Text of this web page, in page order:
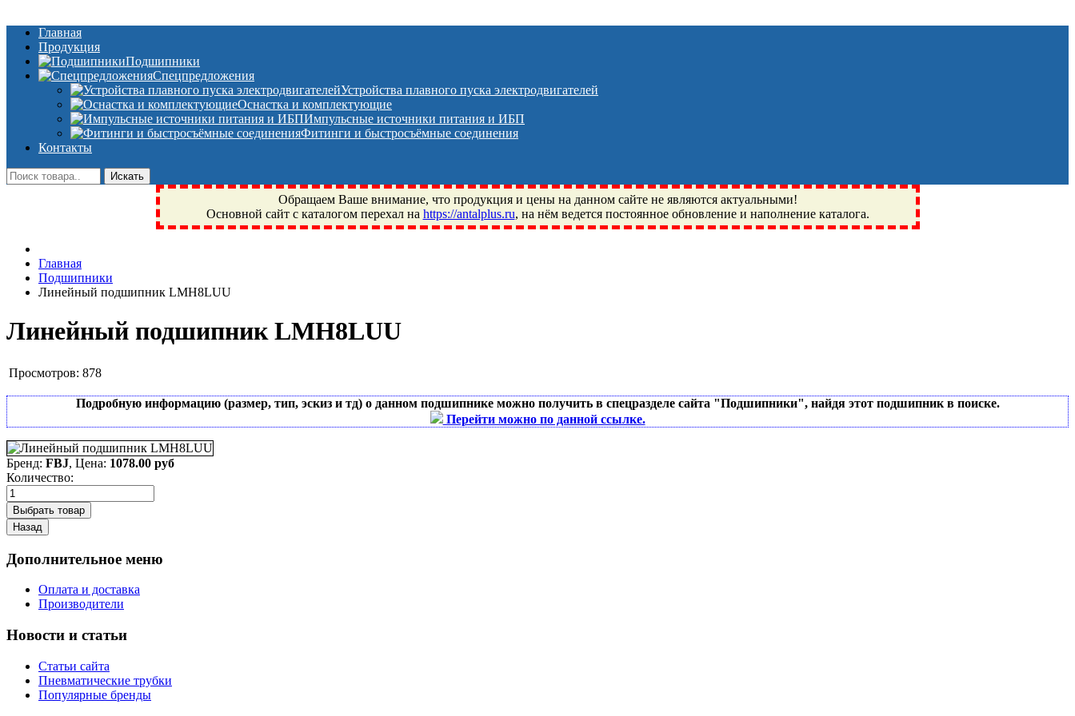
Главная
Продукция
Подшипники
Спецпредложения
Устройства плавного пуска электродвигателей
Оснастка и комплектующие
Импульсные источники питания и ИБП
Фитинги и быстросъёмные соединения
Контакты
Обращаем Ваше внимание, что продукция и цены на данном сайте не являются актуальными!
Основной сайт с каталогом перехал на https://antalplus.ru, на нём ведется постоянное обновление и наполнение каталога.
Фрязино, Антал+, плюс, Свердловский, Загорянский, Юбилейный, Щелково, Москва, Пушкино, Королёв, Балашиха, Фряново, Монино, Ивантеевка, подшипники, пневматика, метизы,
техника, сварочные аппараты, NIS, NSK, JED, KPT, NXZ, ГПЗ, Neutral, WHX, ZWZ, CRAFT, СПЗ-4, NECTECH, KG, LQY, DPI, BSN, SPZ, РФ, BMZ, ХАРП, CX, РОЛТОМ, APZ, FBJ, KYK,
NTN, SKF, купить, заказать
Главная
Подшипники
Линейный подшипник LMH8LUU
Линейный подшипник LMH8LUU
Просмотров: 878
Подробную информацию (размер, тип, эскиз и тд) о данном подшипнике можно получить в спецразделе сайта "Подшипники", найдя этот подшипник в поиске.
Перейти можно по данной ссылке.
Бренд: FBJ, Цена: 1078.00 руб
Количество:
Дополнительное меню
Оплата и доставка
Производители
Новости и статьи
Статьи сайта
Пневматические трубки
Популярные бренды